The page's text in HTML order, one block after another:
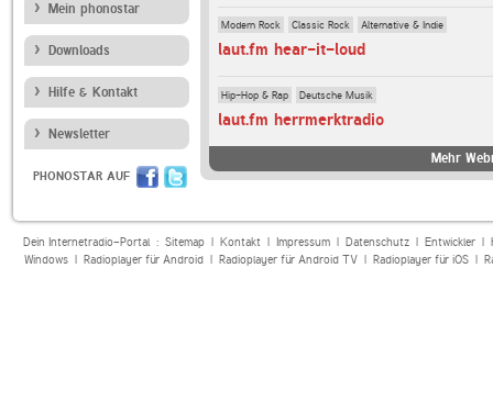
Mein phonostar
Downloads
Hilfe & Kontakt
Newsletter
PHONOSTAR AUF
Modern Rock Classic Rock Alternative & Indie
laut.fm hear-it-loud
Hip-Hop & Rap Deutsche Musik
laut.fm herrmerktradio
Mehr
Dein Internetradio-Portal : Sitemap| Kontakt| Impressum| Datenschutz| Entwickler|
Windows| Radioplayer für Android| Radioplayer für Android TV| Radioplayer für iOS|